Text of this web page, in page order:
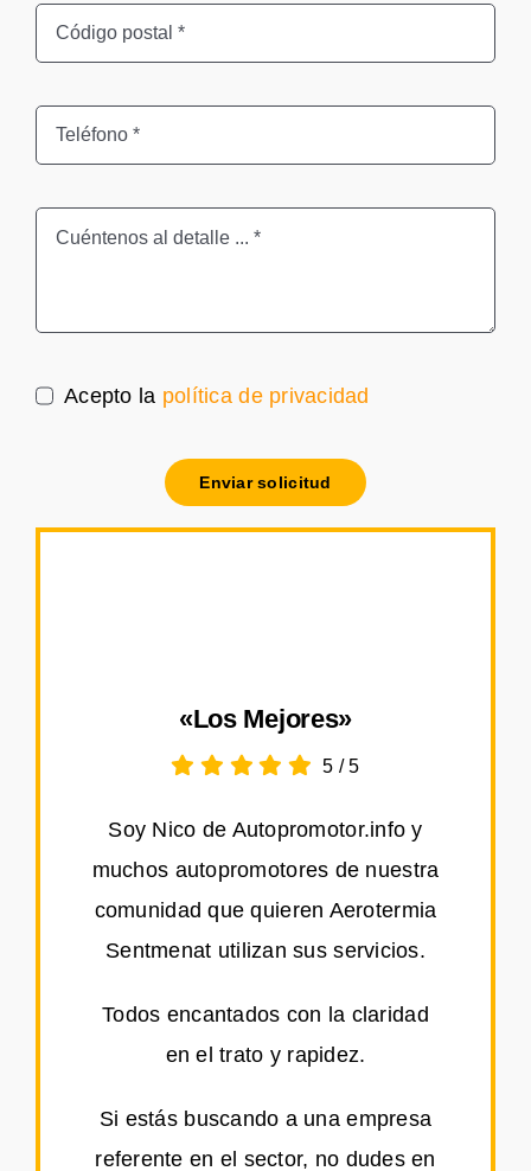
Acepto la política de privacidad
Enviar solicitud
«Los Mejores»
5 /5
Soy Nico de Autopromotor.info y
muchos autopromotores de nuestra
comunidad que quieren Aerotermia
Sentmenat utilizan sus servicios.
Todos encantados con la claridad
en el trato y rapidez.
Si estás buscando a una empresa
referente en el sector, no dudes en